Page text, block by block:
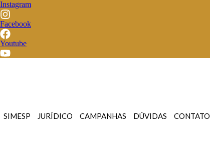
Instagram
Facebook
Youtube
SIMESP JURÍDICO CAMPANHAS DÚVIDAS CONTATO